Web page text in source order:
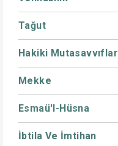
Tağut
Hakiki Mutasavvıflar
Mekke
Esmaü'l-Hüsna
İbtila Ve İmtihan